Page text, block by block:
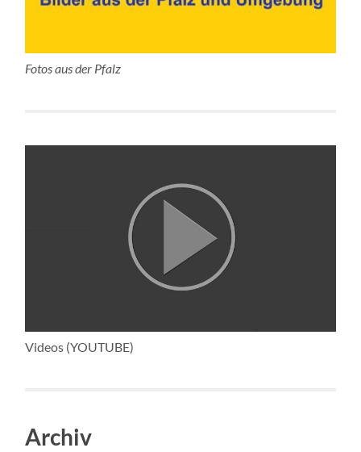
Fotos aus der Pfalz
Videos (YOUTUBE)
Archiv